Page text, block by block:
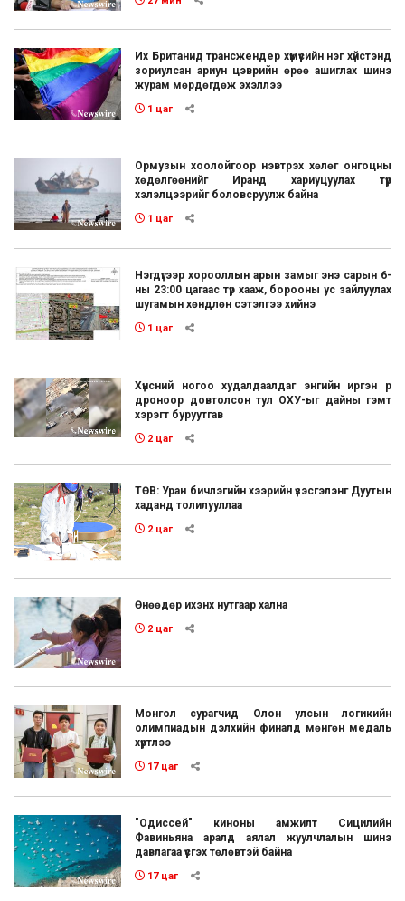
Их Британид трансжендер хүмүүсийн нэг хүйстэнд
зориулсан ариун цэврийн өрөө ашиглах шинэ
журам мөрдөгдөж эхэллээ
1 цаг
Ормузын хоолойгоор нэвтрэх хөлөг онгоцны
хөдөлгөөнийг Иранд хариуцуулах түр
хэлэлцээрийг боловсруулж байна
1 цаг
Нэгдүгээр хорооллын арын замыг энэ сарын 6-
ны 23:00 цагаас түр хааж, борооны ус зайлуулах
шугамын хөндлөн сэтэлгээ хийнэ
1 цаг
Хүнсний ногоо худалдаалдаг энгийн иргэн рүү
дроноор довтолсон тул ОХУ-ыг дайны гэмт
хэрэгт буруутгав
2 цаг
ТӨВ: Уран бичлэгийн хээрийн үзэсгэлэнг Дуутын
хаданд толилууллаа
2 цаг
Өнөөдөр ихэнх нутгаар хална
2 цаг
Монгол сурагчид Олон улсын логикийн
олимпиадын дэлхийн финалд мөнгөн медаль
хүртлээ
17 цаг
"Одиссей" киноны амжилт Сицилийн
Фавиньяна аралд аялал жуулчлалын шинэ
давлагаа үүсгэх төлөвтэй байна
17 цаг